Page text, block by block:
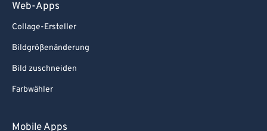
Web-Apps
Collage-Ersteller
Bildgrößenänderung
Bild zuschneiden
Farbwähler
Mobile Apps